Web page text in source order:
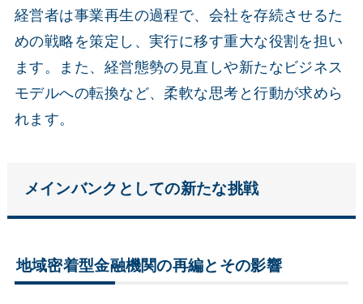
経営者は事業再生の過程で、会社を存続させるた
めの戦略を策定し、実行に移す重大な役割を担い
ます。また、経営態勢の見直しや新たなビジネス
モデルへの転換など、柔軟な思考と行動が求めら
れます。
メインバンクとしての新たな挑戦
地域密着型金融機関の再編とその影響